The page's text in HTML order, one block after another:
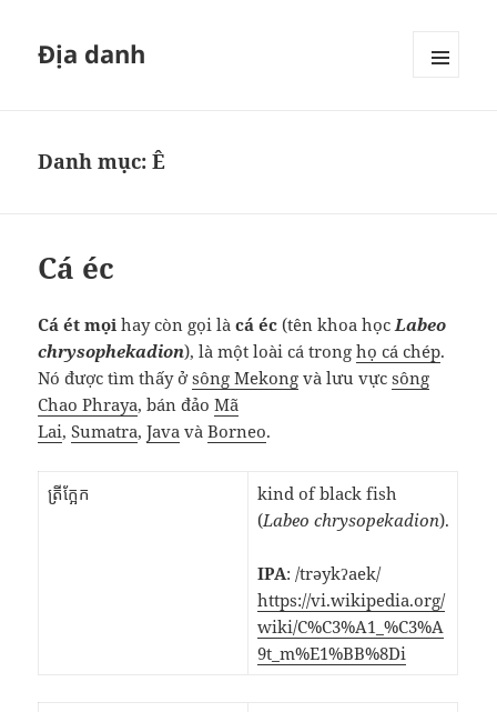
Địa danh
Danh mục:Ê
Cá éc
Cá ét mọi hay còn gọi làcá éc (tên khoa họcLabeo
chrysophekadion), là một loài cá tronghọ cá chép.
Nó được tìm thấy ởsông Mekong và lưu vựcsông
Chao Phraya, bán đảoMã
Lai,Sumatra,Java vàBorneo.
ត្រីក្អែក
kind of black fish
(Labeo chrysopekadion).
IPA: /trəykʔaek/
https://vi.wikipedia.org/
wiki/C%C3%A1_%C3%A
9t_m%E1%BB%8Di